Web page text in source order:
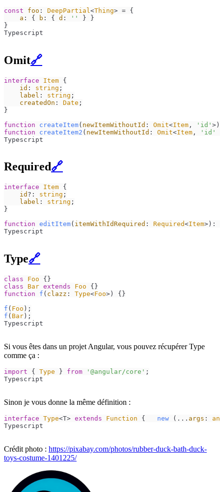
const
foo : DeepPartial <Thing> = {
a : { b : { d : ''
} }
}
Typescript
Omit🔗
interface Item {
id : string ;
label : string ;
createdOn : Date ;
}
function
createItem( newItemWithoutId : Omit<Item , 'id' >
function
createItem2 ( newItemWithoutId : Omit<Item , 'id'
Typescript
Required🔗
interface Item {
id ?: string ;
label : string ;
}
function editItem( itemWithIdRequired : Required<Item> ):
Typescript
Type🔗
class Foo
class
Bar extends Foo
function
f ( clazz : Type<Foo> ) {}
f ( Foo
f ( Bar );
Typescript
Si vous êtes dans un projet Angular, vous pouvez récupérer Type
comme ça :
import { Type } from '@angular/core' ;
Typescript
Sinon je vous donne la même définition :
interface Type<T> extends Function { new (... args :
Typescript
Crédit photo : https://pixabay.com/photos/rubber-duck-bath-duck-
toys-costume-1401225/